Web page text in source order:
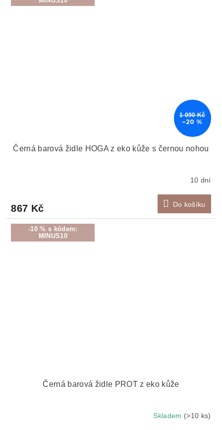
1 090 Kč
–20 %
Černá barová židle HOGA z eko kůže s černou nohou
10 dní
867 Kč Do košíku
-10 % s kódem:
MINUS10
Černá barová židle PROT z eko kůže
Skladem (>10 ks)